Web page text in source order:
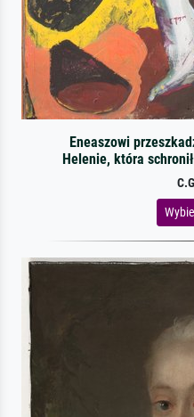
Eneaszowi
Helenie, która